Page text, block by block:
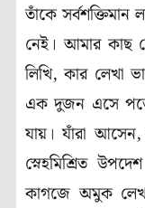
তাঁকে
নেই। আমার কাছ
লিখি, কার লেখা
এক দুজন এসে
যায়। যাঁরা
স্নেহমিশ্রিত
কাগজে অমুক